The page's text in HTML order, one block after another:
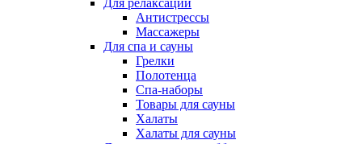
Антистрессы
Массажеры
Для спа и сауны
Грелки
Полотенца
Спа-наборы
Товары для сауны
Халаты
Халаты для сауны